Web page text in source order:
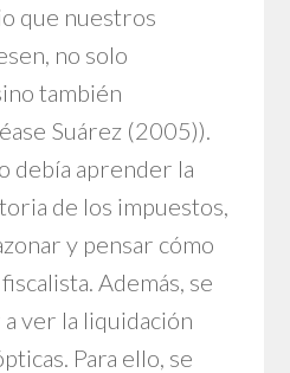
que nuestros
no solo
también
Suárez (2005)).
debía aprender la
de los impuestos,
y pensar cómo
Además, se
ver la liquidación
Para ello, se